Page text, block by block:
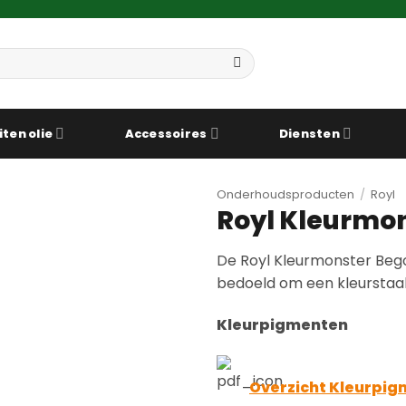
olie Accessoires Diensten
Onderhoudsproducten / Royl
Royl
De Royl Kleurmonster
bedoeld om een
Kleurpigmenten
Overzicht